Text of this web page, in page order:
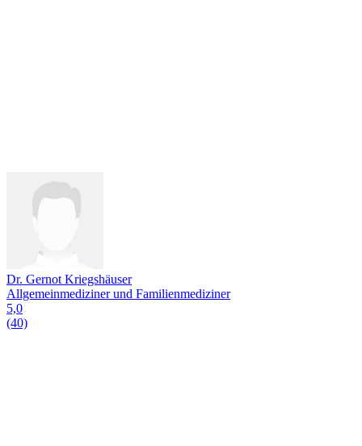
Dr. Gernot Kriegshäuser
Allgemeinmediziner und Familienmediziner
5,0
(40)